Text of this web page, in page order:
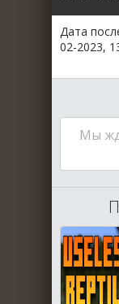
Дата
02-2023,
Мы